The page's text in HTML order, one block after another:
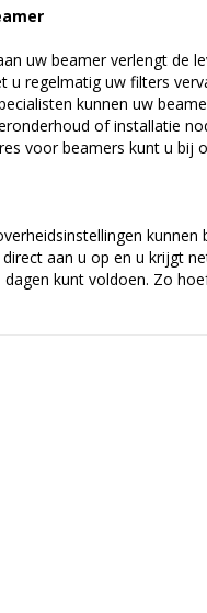
uw beamer verlengt de
u regelmatig uw filters
kunnen uw
of installatie
voor beamers kunt u bij
aan u op en u krijgt
dagen kunt voldoen. Zo